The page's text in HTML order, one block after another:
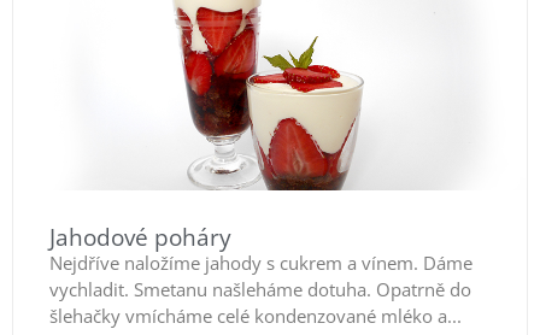
Jahodové poháry
Nejdříve naložíme jahody s cukrem a vínem. Dáme
vychladit. Smetanu našleháme dotuha. Opatrně do
šlehačky vmícháme celé kondenzované mléko a...